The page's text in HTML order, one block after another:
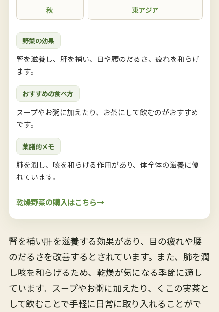
秋 東アジア
野菜の効果
腎を滋養し、肝を補い、目や腰のだるさ、疲れを和らげ
ます。
おすすめの食べ方
スープやお粥に加えたり、お茶にして飲むのがおすすめ
です。
薬膳的メモ
肺を潤し、咳を和らげる作用があり、体全体の滋養に優
れています。
乾燥野菜の購入はこちら→
腎を補い肝を滋養する効果があり、目の疲れや腰
のだるさを改善するとされています。また、肺を潤
し咳を和らげるため、乾燥が気になる季節に適し
ています。スープやお粥に加えたり、くこの実茶と
して飲むことで手軽に日常に取り入れることがで